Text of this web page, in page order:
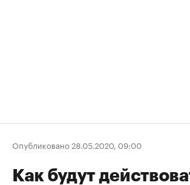
Опубликовано 28.05.2020, 09:00
Как будут